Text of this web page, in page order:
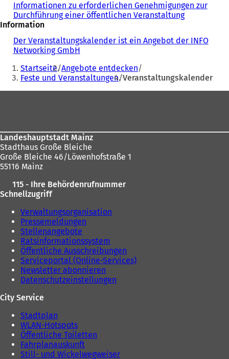
Informationen zu erforderlichen Genehmigungen zur
Durchführung einer öffentlichen Veranstaltung
Information
Der Veranstaltungskalender ist ein Angebot der INFO
Networking GmbH
Sie
befinden
sich
Startseite Angebote entdecken
Feste und Veranstaltungen Veranstaltungskalender
Landeshauptstadt Mainz
Stadthaus Große Bleiche
Große Bleiche 46/Löwenhofstraße 1
55116 Mainz
115 - Ihre Behördenrufnummer
Schnellzugriff
Verwaltungsorganisation
Pressemeldungen
Stellenangebote
Ratsinformationssystem
Öffentliche Ausschreibungen
Serviceportal (Online-Services)
Newsletter abonnieren
Datenschutzeinstellungen
City Service
Stadtplan
WLAN-Hotspots
Öffentliche Toiletten
Fahrplanauskunft
Still- und Wickelwegweiser